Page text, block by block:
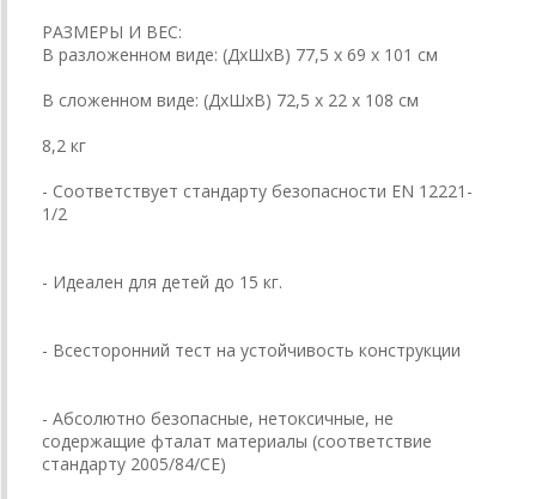
РАЗМЕРЫ И ВЕС:
В разложенном виде: (ДхШхВ) 77,5 х 69 х 101 см
В сложенном виде: (ДхШхВ) 72,5 х 22 х 108 см
8,2 кг
- Соответствует стандарту безопасности EN 12221-
1/2
- Идеален для детей до 15 кг.
- Всесторонний тест на устойчивость конструкции
- Абсолютно безопасные, нетоксичные, не
содержащие фталат материалы (соответствие
стандарту 2005/84/CE)